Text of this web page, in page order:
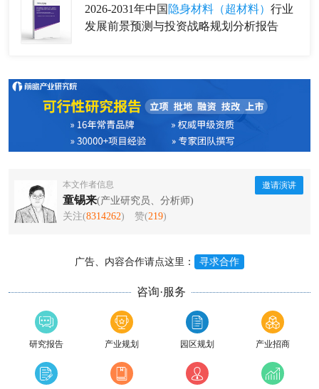
2026-2031年中国 隐身材料（超材料） 行业
发展前景预测与投资战略规划分析报告
本文作者信息
童锡来(产业研究员、分析师)
关注(8314262) 赞(219)
邀请演讲
广告、内容合作请点这里： 寻求合作
咨询·服务
研究报告 产业规划 园区规划 产业招商